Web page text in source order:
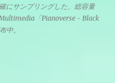
にサンプリングした、総容量
「Pianoverse - Black
中。